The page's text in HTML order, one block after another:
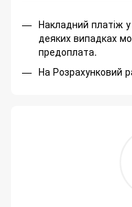
Накладний платіж
деяких випадках
предоплата.
На Розрахунковий